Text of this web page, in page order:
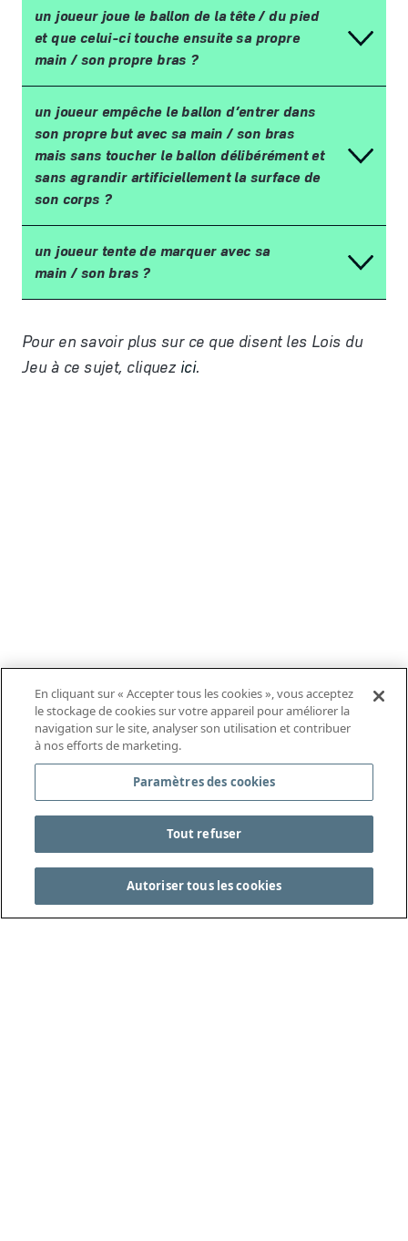
un joueur joue le ballon de la tête / du pied
et que celui-ci touche ensuite sa propre
main / son propre bras ?
un joueur empêche le ballon d’entrer dans
son propre but avec sa main / son bras
mais sans toucher le ballon délibérément et
sans agrandir artificiellement la surface de
son corps ?
un joueur tente de marquer avec sa
main / son bras ?
Pour en savoir plus sur ce que disent les Lois du
Jeuà ce sujet, cliquez ici.
En cliquant sur « Accepter tous les cookies », vous acceptez
le stockage de cookies sur votre appareil pour améliorer la
navigation sur le site, analyser son utilisation et contribuer
à nos efforts de marketing.
Paramètres des cookies
Tout refuser
Autoriser tous les cookies